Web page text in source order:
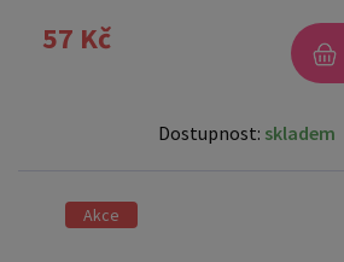
57 Kč
Dostupnost: skladem
Akce